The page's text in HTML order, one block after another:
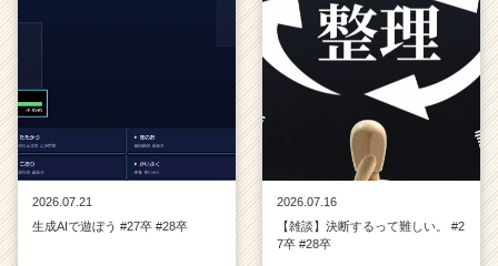
2026.07.21
生成AIで遊ぼう #27卒 #28卒
2026.07.16
【雑談】決断するって難しい。 #2
7卒 #28卒